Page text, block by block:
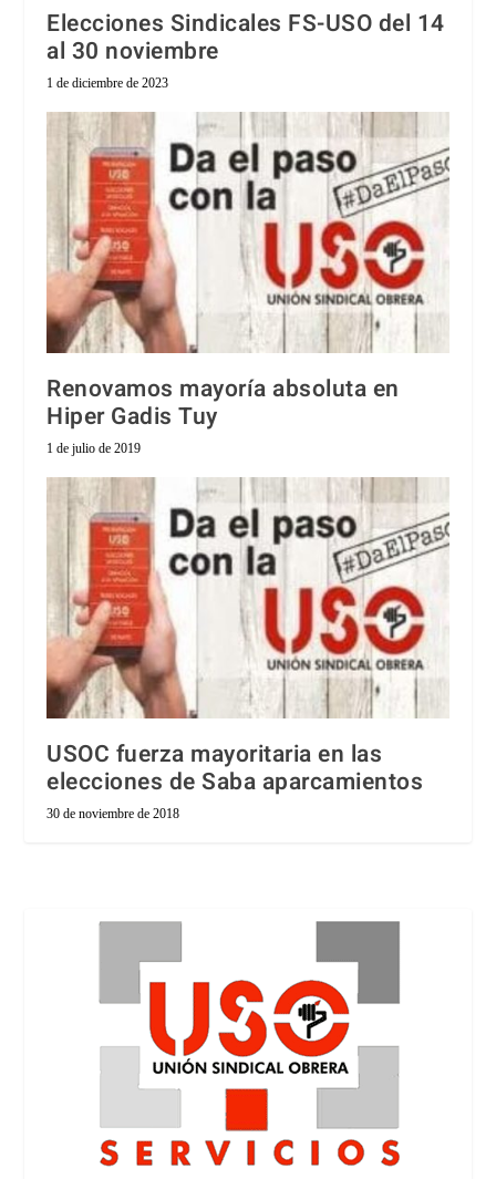
Elecciones Sindicales FS-USO del 14
al 30 noviembre
1 de diciembre de 2023
Renovamos mayoría absoluta en
Hiper Gadis Tuy
1 de julio de 2019
USOC fuerza mayoritaria en las
elecciones de Saba aparcamientos
30 de noviembre de 2018